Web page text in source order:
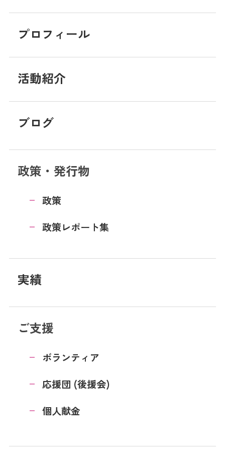
プロフィール
活動紹介
ブログ
政策・発行物
政策
政策レポート集
実績
ご支援
ボランティア
応援団 (後援会)
個人献金